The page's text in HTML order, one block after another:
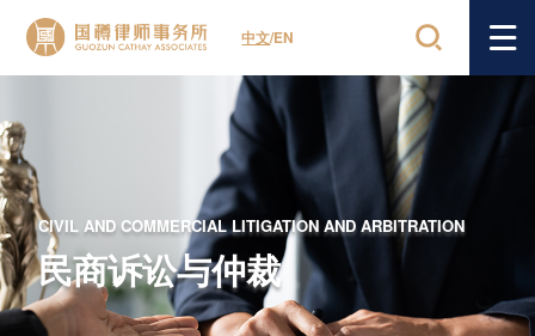
中文/EN
CIVIL AND COMMERCIAL LITIGATION AND ARBITRATION
民商诉讼与仲裁